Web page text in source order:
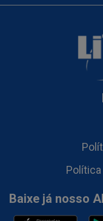
Baixe já nosso